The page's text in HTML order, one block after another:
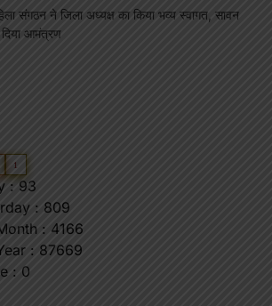
संगठन ने जिला अध्यक्ष का किया भव्य स्वागत, सावन
आमंत्रण
1
: 93
: 809
: 4166
: 87669
: 0